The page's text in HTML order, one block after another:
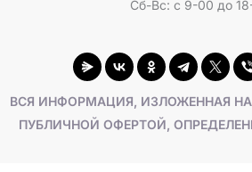
Сб-Вс: с 9-00 до
ВСЯ ИНФОРМАЦИЯ, ИЗЛОЖЕННАЯ НА
ПУБЛИЧНОЙ ОФЕРТОЙ,